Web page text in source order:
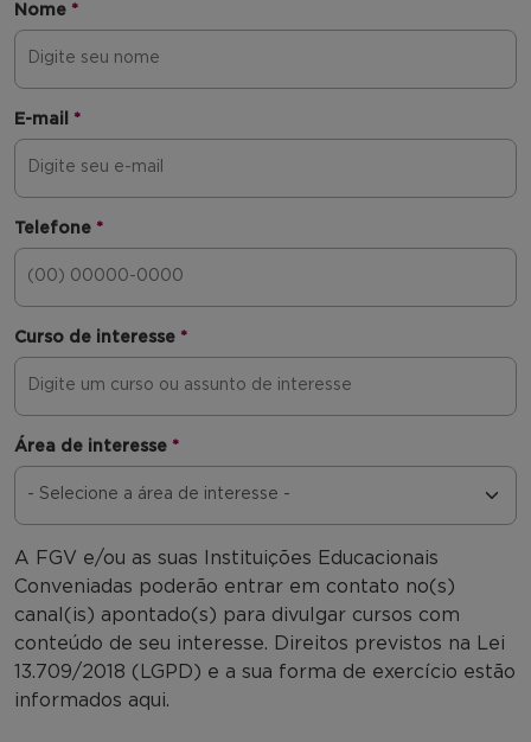
Nome *
E-mail *
Telefone *
Curso de interesse *
Área de interesse *
A FGV e/ou as suas Instituições Educacionais
Conveniadas poderão entrar em contato no(s)
canal(is) apontado(s) para divulgar cursos com
conteúdo de seu interesse. Direitos previstos na Lei
13.709/2018 (LGPD) e a sua forma de exercício estão
informados aqui.